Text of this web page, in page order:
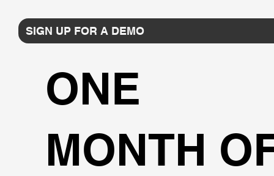
SIGN UP FOR A DEMO
ONE
MONTH